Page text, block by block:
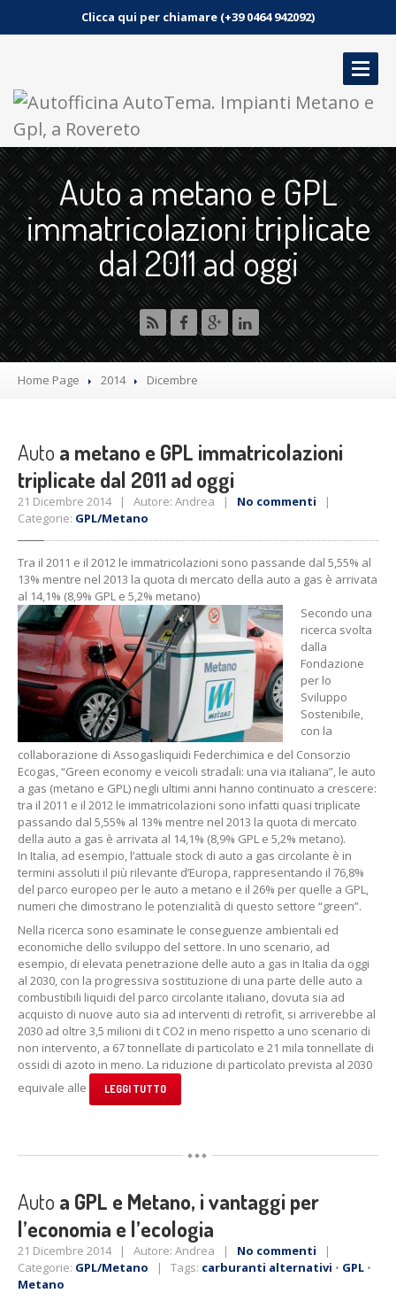
Clicca qui per chiamare (+39 0464 942092)
HOME
SERVIZI
GALLERIA
NEWS
CONTATTO
PRENOTA UN APPUNTAMENTO
Auto a metano e GPL
immatricolazioni triplicate
dal 2011 ad oggi
Home Page 2014 Dicembre
Auto a metano e GPL immatricolazioni
triplicate dal 2011 ad oggi
21 Dicembre 2014 | Autore: Andrea | No commenti |
Categorie: GPL/Metano
Tra il 2011 e il 2012 le immatricolazioni sono passande dal 5,55% al
13% mentre nel 2013 la quota di mercato della auto a gas è arrivata
al 14,1% (8,9% GPL e 5,2% metano)
Secondo una
ricerca svolta
dalla
Fondazione
per lo
Sviluppo
Sostenibile,
con la
collaborazione di Assogasliquidi Federchimica e del Consorzio
Ecogas, “Green economy e veicoli stradali: una via italiana”, le auto
a gas (metano e GPL) negli ultimi anni hanno continuato a crescere:
tra il 2011 e il 2012 le immatricolazioni sono infatti quasi triplicate
passando dal 5,55% al 13% mentre nel 2013 la quota di mercato
della auto a gas è arrivata al 14,1% (8,9% GPL e 5,2% metano).
In Italia, ad esempio, l’attuale stock di auto a gas circolante è in
termini assoluti il più rilevante d’Europa, rappresentando il 76,8%
del parco europeo per le auto a metano e il 26% per quelle a GPL,
numeri che dimostrano le potenzialità di questo settore “green”.
Nella ricerca sono esaminate le conseguenze ambientali ed
economiche dello sviluppo del settore. In uno scenario, ad
esempio, di elevata penetrazione delle auto a gas in Italia da oggi
al 2030, con la progressiva sostituzione di una parte delle auto a
combustibili liquidi del parco circolante italiano, dovuta sia ad
acquisto di nuove auto sia ad interventi di retrofit, si arriverebbe al
2030 ad oltre 3,5 milioni di t CO2 in meno rispetto a uno scenario di
non intervento, a 67 tonnellate di particolato e 21 mila tonnellate di
ossidi di azoto in meno. La riduzione di particolato prevista al 2030
equivale alle
LEGGI TUTTO
Auto a GPL e Metano, i vantaggi per
l’economia e l’ecologia
21 Dicembre 2014 | Autore: Andrea | No commenti |
Categorie: GPL/Metano | Tags: carburanti alternativi • GPL •
Metano